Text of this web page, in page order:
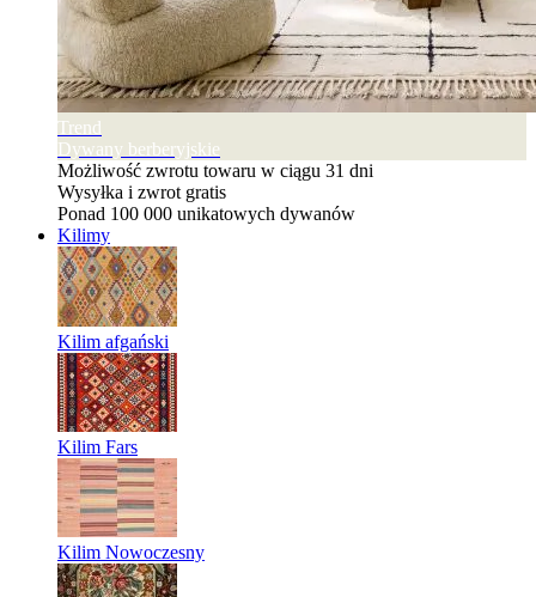
Trend
Dywany berberyjskie
Możliwość zwrotu towaru w ciągu 31 dni
Wysyłka i zwrot gratis
Ponad 100 000 unikatowych dywanów
Kilimy
Kilim afgański
Kilim Fars
Kilim Nowoczesny